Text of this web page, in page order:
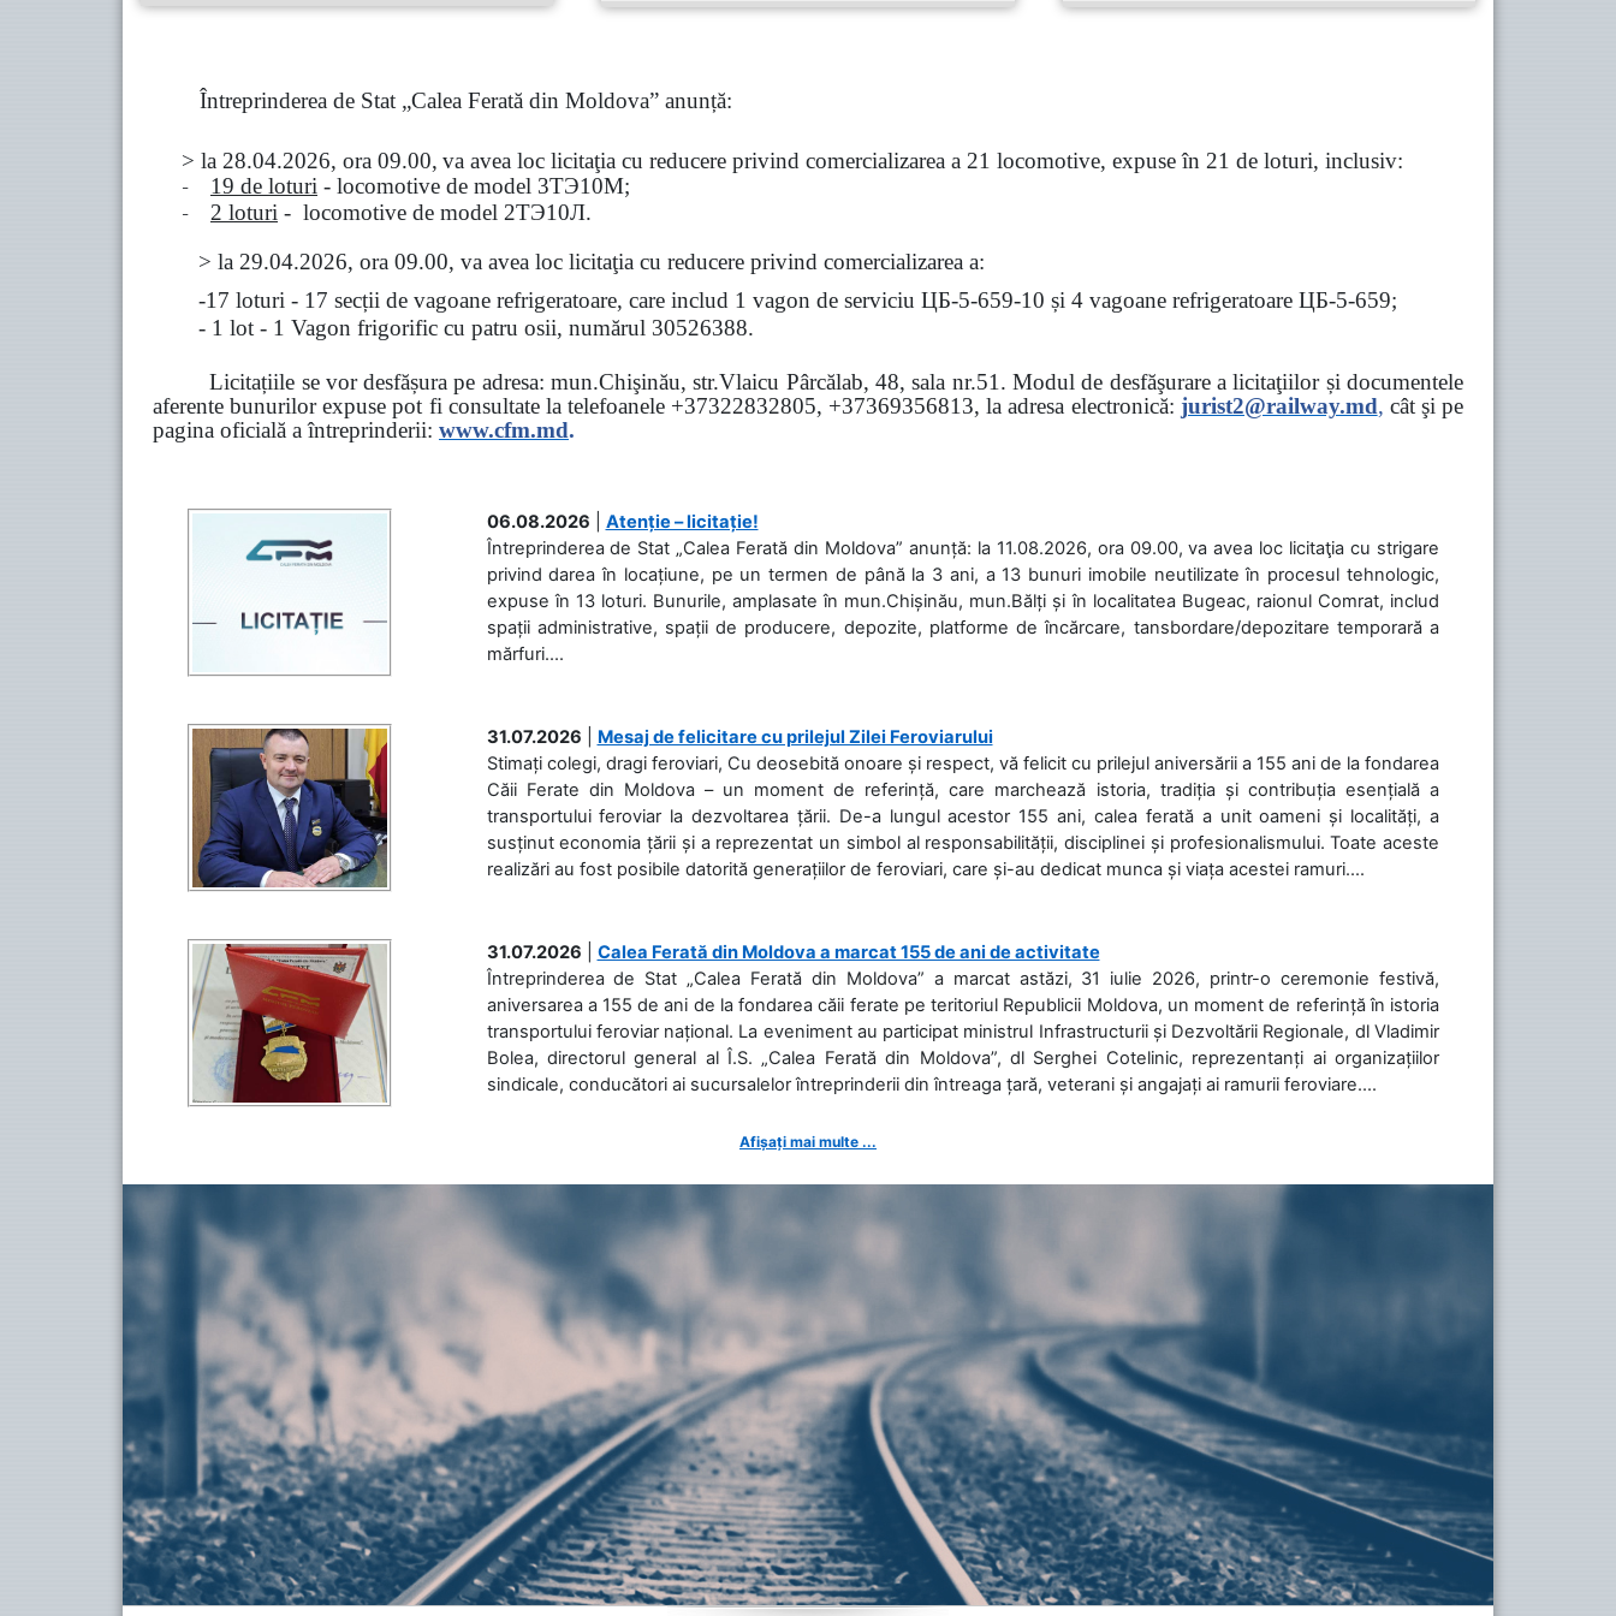
Întreprinderea de Stat „Calea Ferată din Moldova” anunță:
> la 28.04.2026, ora 09.00, va avea loc licitaţia cu reducere privind comercializarea a 21 locomotive, expuse în 21 de loturi, inclusiv:
- 19 de loturi - locomotive de model 3ТЭ10М;
- 2 loturi - locomotive de model 2ТЭ10Л.
> la 29.04.2026, ora 09.00, va avea loc licitaţia cu reducere privind comercializarea a:
-17 loturi - 17 secții de vagoane refrigeratoare, care includ 1 vagon de serviciu ЦБ-5-659-10 și 4 vagoane refrigeratoare ЦБ-5-659;
- 1 lot - 1 Vagon frigorific cu patru osii, numărul 30526388.
Licitațiile se vor desfășura pe adresa: mun.Chişinău, str.Vlaicu Pârcălab, 48, sala nr.51.Modul de desfăşurare a licitaţiilor și documentele
aferente bunurilor expuse pot fi consultate la telefoanele +37322832805, +37369356813, la adresa electronică: jurist2@railway.md, cât şi pe
pagina oficială a întreprinderii: www.cfm.md.
06.08.2026
Atenție – licitație!
Întreprinderea de Stat „Calea Ferată din Moldova” anunță: la 11.08.2026, ora 09.00, va avea loc licitaţia cu strigare
privind darea în locațiune, pe un termen de până la 3 ani, a 13 bunuri imobile neutilizate în procesul tehnologic,
expuse în 13 loturi. Bunurile, amplasate în mun.Chișinău, mun.Bălți și în localitatea Bugeac, raionul Comrat, includ
spații administrative, spații de producere, depozite, platforme de încărcare, tansbordare/depozitare temporară a
mărfuri....
31.07.2026
Mesaj de felicitare cu prilejul Zilei Feroviarului
Stimați colegi, dragi feroviari, Cu deosebită onoare și respect, vă felicit cu prilejul aniversării a 155 ani de la fondarea
Căii Ferate din Moldova – un moment de referință, care marchează istoria, tradiția și contribuția esențială a
transportului feroviar la dezvoltarea țării. De-a lungul acestor 155 ani, calea ferată a unit oameni și localități, a
susținut economia țării și a reprezentat un simbol al responsabilității, disciplinei și profesionalismului. Toate aceste
realizări au fost posibile datorită generațiilor de feroviari, care și-au dedicat munca și viața acestei ramuri....
31.07.2026
Calea Ferată din Moldova a marcat 155 de ani de activitate
Întreprinderea de Stat „Calea Ferată din Moldova” a marcat astăzi, 31 iulie 2026, printr-o ceremonie festivă,
aniversarea a 155 de ani de la fondarea căii ferate pe teritoriul Republicii Moldova, un moment de referință în istoria
transportului feroviar național. La eveniment au participat ministrul Infrastructurii și Dezvoltării Regionale, dl Vladimir
Bolea, directorul general al Î.S. „Calea Ferată din Moldova”, dl Serghei Cotelinic, reprezentanți ai organizațiilor
sindicale, conducători ai sucursalelor întreprinderii din întreaga țară, veterani și angajați ai ramurii feroviare....
Afișați mai multe ...